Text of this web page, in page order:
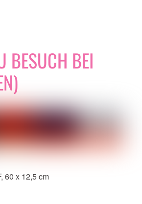
BEI
60 x 12,5 cm